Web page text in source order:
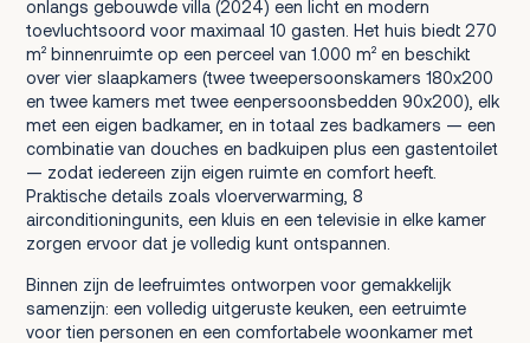
onlangs gebouwde villa (2024) een licht en modern
toevluchtsoord voor maximaal 10 gasten. Het huis biedt 270
m² binnenruimte op een perceel van 1.000 m² en beschikt
over vier slaapkamers (twee tweepersoonskamers 180x200
en twee kamers met twee eenpersoonsbedden 90x200), elk
met een eigen badkamer, en in totaal zes badkamers — een
combinatie van douches en badkuipen plus een gastentoilet
— zodat iedereen zijn eigen ruimte en comfort heeft.
Praktische details zoals vloerverwarming, 8
airconditioningunits, een kluis en een televisie in elke kamer
zorgen ervoor dat je volledig kunt ontspannen.
Binnen zijn de leefruimtes ontworpen voor gemakkelijk
samenzijn: een volledig uitgeruste keuken, een eetruimte
voor tien personen en een comfortabele woonkamer met